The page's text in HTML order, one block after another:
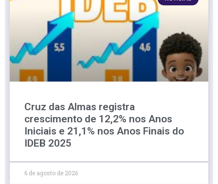
Cruz das Almas registra
crescimento de 12,2% nos Anos
Iniciais e 21,1% nos Anos Finais do
IDEB 2025
6 de agosto de 2026